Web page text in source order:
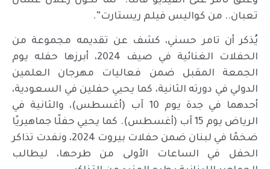
تعبان.. من كواليس فيلم ريستارت”.
يُذكر أن تامر حسني، كشف عن تقديمه مجموعة من
الحفلات الغنائية في صيف 2024، أبرزها حفله يوم
الجمعة المقبل ضمن فعاليات مهرجان العلمين
الدولي في دورته الثانية، كما يحيي حفلين في السعودية،
أحدهما في جدة يوم 10 آب (أغسطس)، والثانية في
الرياض يوم 15 آب (أغسطس). كما يحيي حفلًا جماهيريًا
ضخمًا في لبنان ضمن حفلات بيروت 2024، ونفدت تذاكر
الحفل في الساعات الأولى من طرحها، ليطالب